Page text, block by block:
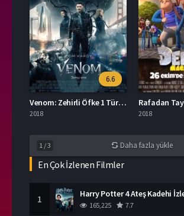
6.6
Venom: Zehirli Öfke 1 Türkçe Dublaj İzle
2018 2018
1 /3 Daha fazla yükle
En Çok İzlenen Filmler
1 Harry Potter 4 Ateş Kadehi
165,225 7.7